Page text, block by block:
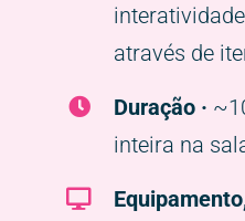
através de
Duração ·
inteira na